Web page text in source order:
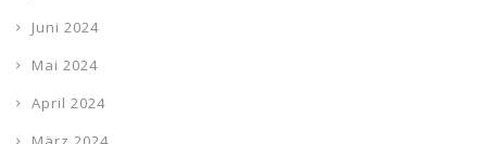
Juni 2024
Mai 2024
April 2024